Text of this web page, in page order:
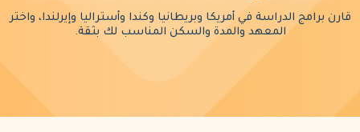
قارن برامج الدراسة في أمريكا وبريطانيا وكندا وأستراليا وإيرلندا، واختر
المعهد والمدة والسكن المناسب لك بثقة.